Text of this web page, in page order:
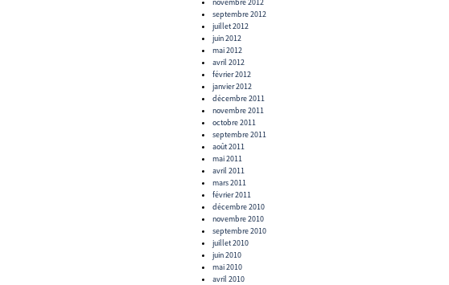
septembre 2012
juillet 2012
juin 2012
mai 2012
avril 2012
février 2012
janvier 2012
décembre 2011
novembre 2011
octobre 2011
septembre 2011
août 2011
mai 2011
avril 2011
mars 2011
février 2011
décembre 2010
novembre 2010
septembre 2010
juillet 2010
juin 2010
mai 2010
avril 2010